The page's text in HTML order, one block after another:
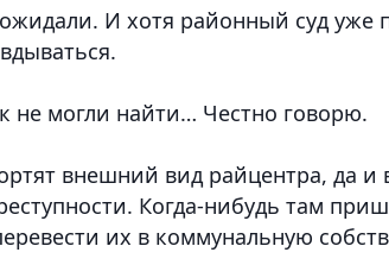
И хотя районный суд уже
не могли найти… Честно говорю.
внешний вид райцентра, да и
Когда-нибудь там
их в коммунальную